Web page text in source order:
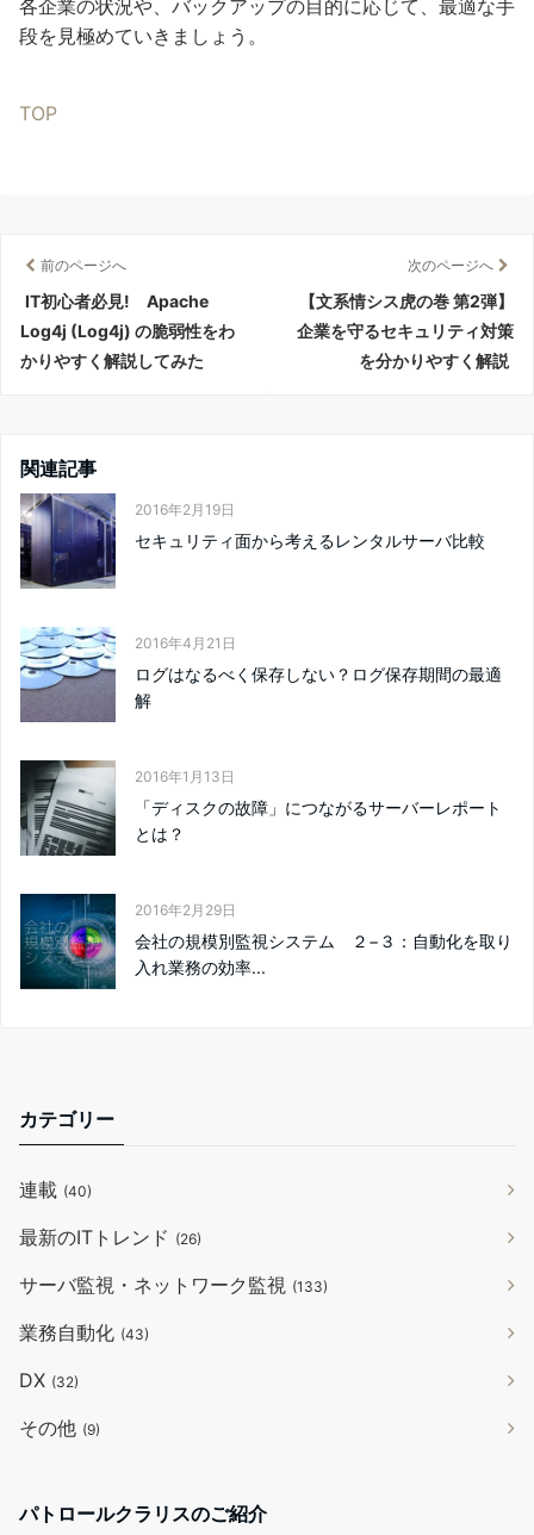
各企業の状況や、バックアップの目的に応じて、最適な手
段を見極めていきましょう。
TOP
前のページへ
IT初心者必見! Apache
Log4j (Log4j) の脆弱性をわ
かりやすく解説してみた
次のページへ
【文系情シス虎の巻 第2弾】
企業を守るセキュリティ対策
を分かりやすく解説
関連記事
2016年2月19日
セキュリティ面から考えるレンタルサーバ比較
2016年4月21日
ログはなるべく保存しない？ログ保存期間の最適
解
2016年1月13日
「ディスクの故障」につながるサーバーレポート
とは？
2016年2月29日
会社の規模別監視システム ２−３：自動化を取り
入れ業務の効率...
カテゴリー
連載 (40)
最新のITトレンド (26)
サーバ監視・ネットワーク監視 (133)
業務自動化 (43)
DX (32)
その他 (9)
パトロールクラリスのご紹介